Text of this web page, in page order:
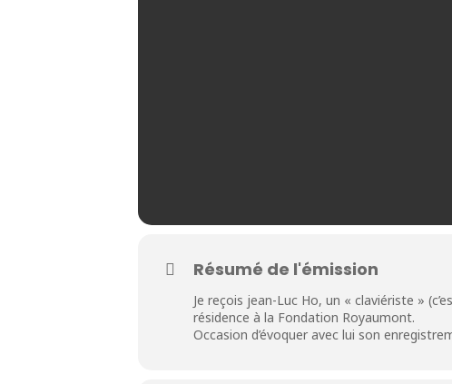
Résumé de l'émission
Je reçois jean-Luc Ho, un « claviériste »
résidence à la Fondation Royaumont.
Occasion d’évoquer avec lui son